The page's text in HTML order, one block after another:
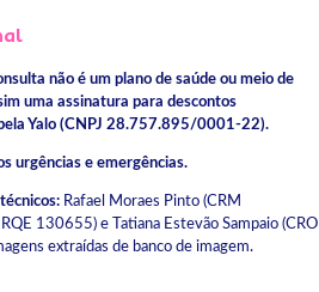
não é um plano de saúde ou meio de
uma assinatura para descontos
Yalo (CNPJ 28.757.895/0001-22).
urgências e emergências.
Rafael Moraes Pinto (CRM
130655) e Tatiana Estevão Sampaio (CRO
extraídas de banco de imagem.